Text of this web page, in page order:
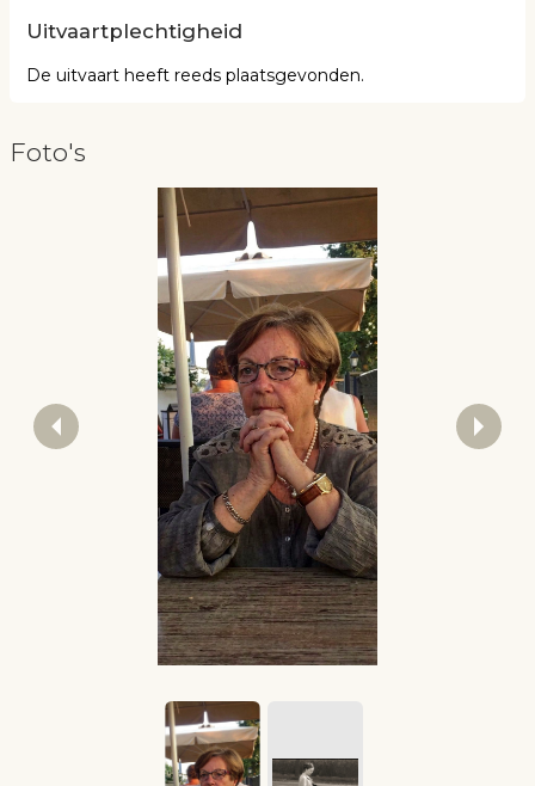
Uitvaartplechtigheid
De uitvaart heeft reeds plaatsgevonden.
Foto's